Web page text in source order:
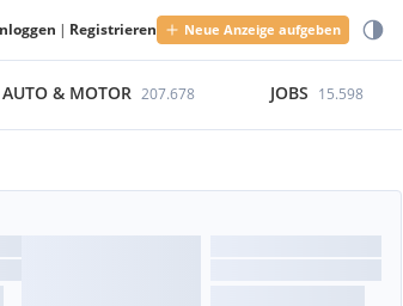
| Registrieren Neue Anzeige aufgeben
AUTO & MOTOR 207.678 JOBS 15.598